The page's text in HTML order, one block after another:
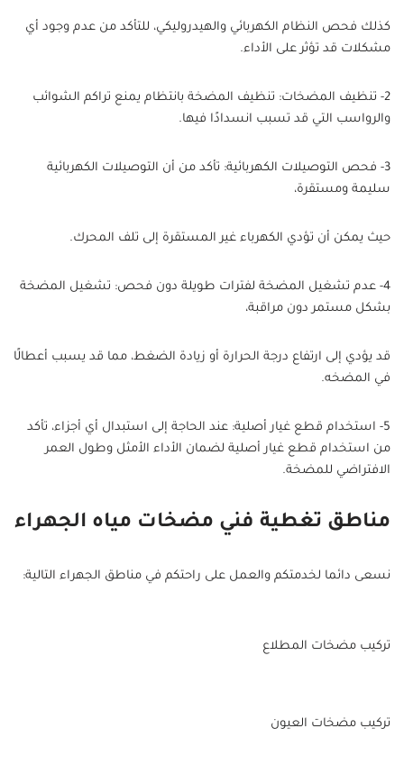
كذلك فحص النظام الكهربائي والهيدروليكي، للتأكد من عدم وجود أي
مشكلات قد تؤثر على الأداء.
2- تنظيف المضخات: تنظيف المضخة بانتظام يمنع تراكم الشوائب
والرواسب التي قد تسبب انسدادًا فيها.
3- فحص التوصيلات الكهربائية: تأكد من أن التوصيلات الكهربائية
سليمة ومستقرة،
حيث يمكن أن تؤدي الكهرباء غير المستقرة إلى تلف المحرك.
4- عدم تشغيل المضخة لفترات طويلة دون فحص: تشغيل المضخة
بشكل مستمر دون مراقبة،
قد يؤدي إلى ارتفاع درجة الحرارة أو زيادة الضغط، مما قد يسبب أعطالًا
في المضخه.
5- استخدام قطع غيار أصلية: عند الحاجة إلى استبدال أي أجزاء، تأكد
من استخدام قطع غيار أصلية لضمان الأداء الأمثل وطول العمر
الافتراضي للمضخة.
مناطق تغطية فني مضخات مياه الجهراء
نسعى دائما لخدمتكم والعمل على راحتكم في مناطق الجهراء التالية:
تركيب مضخات المطلاع
تركيب مضخات العيون